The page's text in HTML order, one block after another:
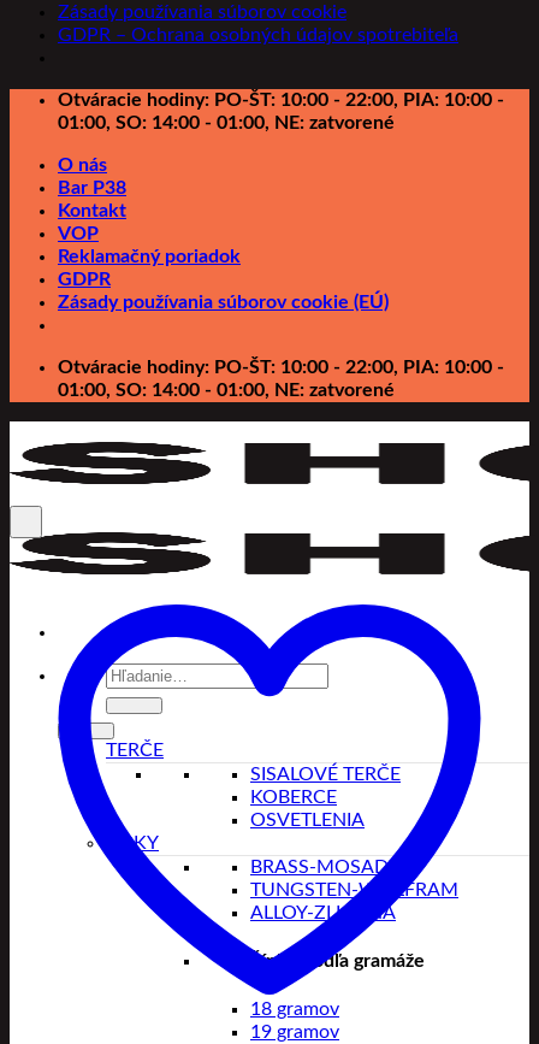
Zásady používania súborov cookie
GDPR – Ochrana osobných údajov spotrebiteľa
PreskočiťOtváracie hodiny: PO-ŠT: 10:00 - 22:00, PIA: 10:00 -
01:00, SO: 14:00 - 01:00, NE: zatvorené
O nás
Bar P38
Kontakt
VOP
Reklamačný poriadok
GDPR
Zásady používania súborov cookie (EÚ)
Otváracie hodiny: PO-ŠT: 10:00 - 22:00, PIA: 10:00 -
01:00, SO: 14:00 - 01:00, NE: zatvorené
Hľadať:
TERČE
SISALOVÉ TERČE
KOBERCE
OSVETLENIA
ŠÍPKY
BRASS-MOSADZ
TUNGSTEN-WOLFRAM
ALLOY-ZLIATINA
Šípky podľa gramáže
18 gramov
19 gramov